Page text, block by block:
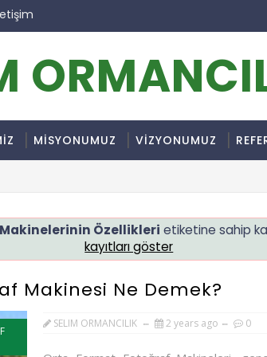
MİSYONUMUZ VİZYONUMUZ
Özellikleri etiketine sahip
kayıtları göster
Makinesi Ne Demek?
SELIM ORMANCILIK 2 years ago 0